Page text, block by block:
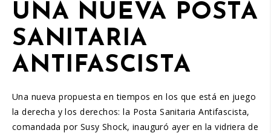
UNA NUEVA POSTA
SANITARIA
ANTIFASCISTA
Una nueva propuesta en tiempos en los que está en juego
la derecha y los derechos: la Posta Sanitaria Antifascista,
comandada por Susy Shock, inauguró ayer en la vidriera de